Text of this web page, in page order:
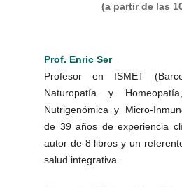
(a partir de las
Prof. Enric Ser
Profesor en ISMET
Naturopatía y
Nutrigenómica y Micro-
de 39 años de experiencia
autor de 8 libros y un
salud integrativa.